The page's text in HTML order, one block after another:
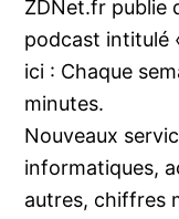
ZDNet.fr publie
podcast intitulé
ici : Chaque
minutes.
Nouveaux
informatiques,
autres, chiffres